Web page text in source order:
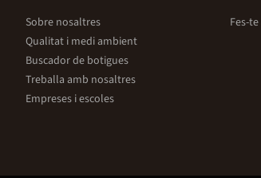
Sobre nosaltres
Qualitat i medi ambient
Buscador de botigues
Treballa amb nosaltres
Empreses i escoles
Fes-